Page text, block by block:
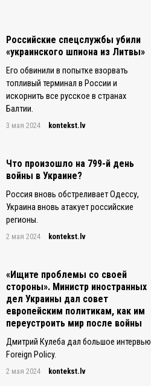
Российские спецслужбы убили
«украинского шпиона из Литвы»
Его обвинили в попытке взорвать
топливый терминал в России и
искорнить все русское в странах
Балтии.
3 мая 2024 kontekst.lv
Что произошло на 799-й день
войны в Украине?
Россия вновь обстреливает Одессу,
Украина вновь атакует российские
регионы.
2 мая 2024 kontekst.lv
«Ищите проблемы со своей
стороны». Министр иностранных
дел Украины дал совет
европейским политикам, как им
переустроить мир после войны
Дмитрий Кулеба дал большое интервью
Foreign Policy.
2 мая 2024 kontekst.lv